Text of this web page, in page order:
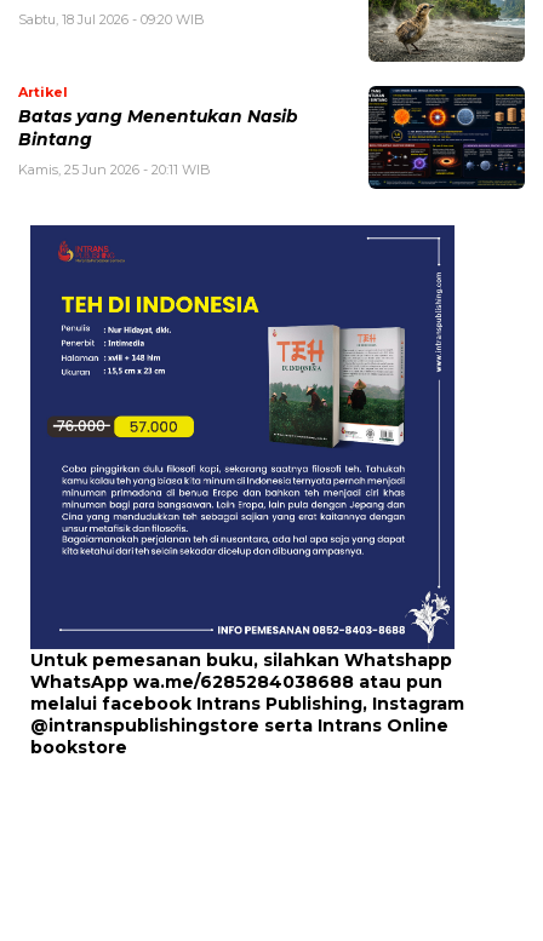
Sabtu, 18 Jul 2026 - 09:20 WIB
Artikel
Batas yang Menentukan Nasib
Bintang
Kamis, 25 Jun 2026 - 20:11 WIB
Untuk pemesanan buku, silahkan Whatshapp
WhatsApp wa.me/6285284038688 atau pun
melalui facebook Intrans Publishing, Instagram
@intranspublishingstore serta Intrans Online
bookstore